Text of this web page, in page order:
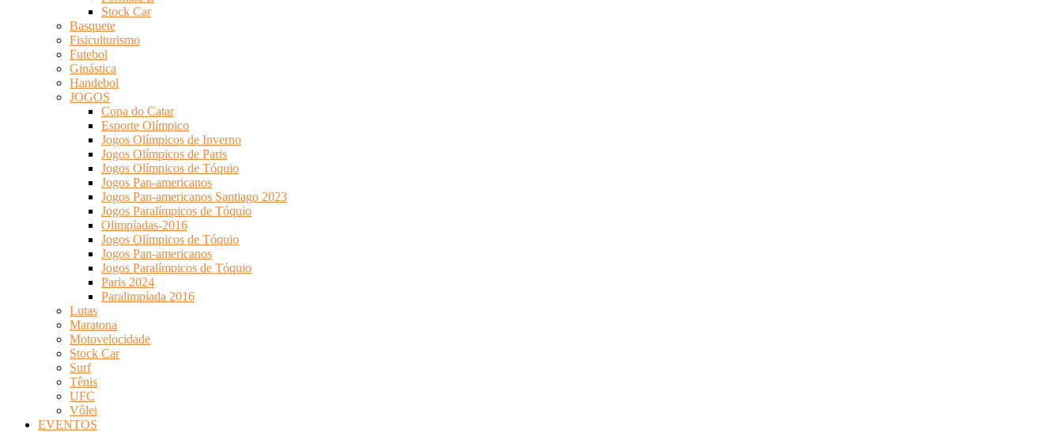
Stock Car
Basquete
Fisiculturismo
Futebol
Ginástica
Handebol
JOGOS
Copa do Catar
Esporte Olímpico
Jogos Olímpicos de Inverno
Jogos Olímpicos de Paris
Jogos Olímpicos de Tóquio
Jogos Pan-americanos
Jogos Pan-americanos Santiago 2023
Jogos Paralímpicos de Tóquio
Olimpíadas-2016
Jogos Olímpicos de Tóquio
Jogos Pan-americanos
Jogos Paralímpicos de Tóquio
Paris 2024
Paralimpíada 2016
Lutas
Maratona
Motovelocidade
Stock Car
Surf
Tênis
UFC
Vôlei
EVENTOS